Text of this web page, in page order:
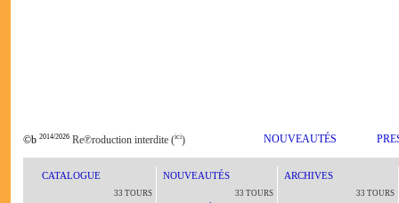
©b 2014/2026 Re℗roduction interdite (ici) NOUVEAUTÉS
CATALOGUE
33 TOURS
NOUVEAUTÉS
33 TOURS
ARCHIVES
33 TOURS